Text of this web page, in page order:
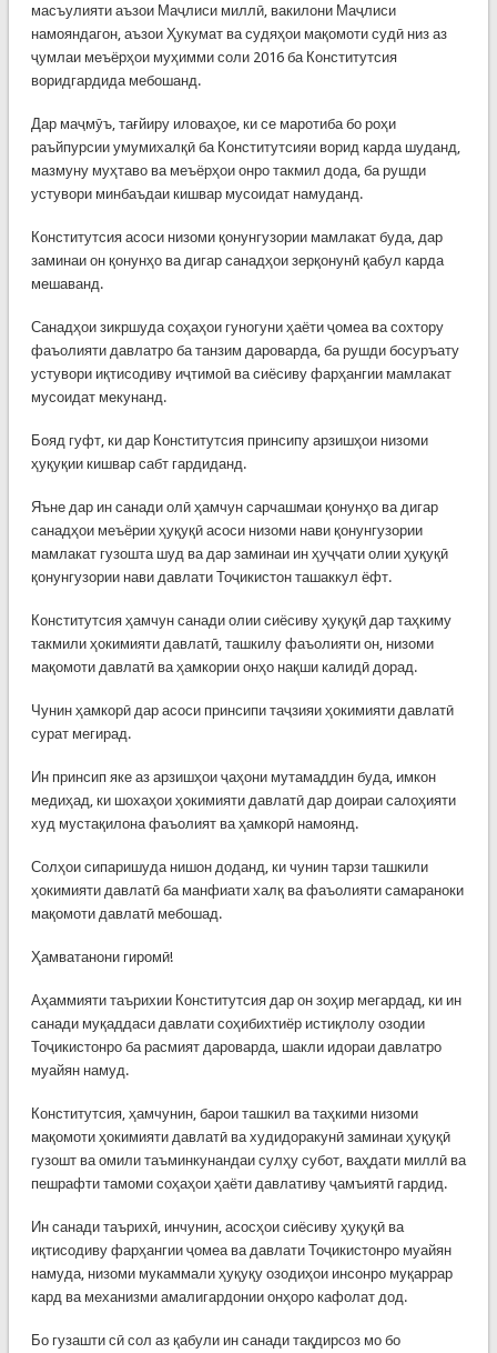
масъулияти аъзои Маҷлиси миллӣ, вакилони Маҷлиси
намояндагон, аъзои Ҳукумат ва судяҳои мақомоти судӣ низ аз
ҷумлаи меъёрҳои муҳимми соли 2016 ба Конститутсия
воридгардида мебошанд.
Дар маҷмӯъ, тағйиру иловаҳое, ки се маротиба бо роҳи
раъйпурсии умумихалқӣ ба Конститутсияи ворид карда шуданд,
мазмуну муҳтаво ва меъёрҳои онро такмил дода, ба рушди
устувори минбаъдаи кишвар мусоидат намуданд.
Конститутсия асоси низоми қонунгузории мамлакат буда, дар
заминаи он қонунҳо ва дигар санадҳои зерқонунӣ қабул карда
мешаванд.
Санадҳои зикршуда соҳаҳои гуногуни ҳаёти ҷомеа ва сохтору
фаъолияти давлатро ба танзим дароварда, ба рушди босуръату
устувори иқтисодиву иҷтимоӣ ва сиёсиву фарҳангии мамлакат
мусоидат мекунанд.
Бояд гуфт, ки дар Конститутсия принсипу арзишҳои низоми
ҳуқуқии кишвар сабт гардиданд.
Яъне дар ин санади олӣ ҳамчун сарчашмаи қонунҳо ва дигар
санадҳои меъёрии ҳуқуқӣ асоси низоми нави қонунгузории
мамлакат гузошта шуд ва дар заминаи ин ҳуҷҷати олии ҳуқуқӣ
қонунгузории нави давлати Тоҷикистон ташаккул ёфт.
Конститутсия ҳамчун санади олии сиёсиву ҳуқуқӣ дар таҳкиму
такмили ҳокимияти давлатӣ, ташкилу фаъолияти он, низоми
мақомоти давлатӣ ва ҳамкории онҳо нақши калидӣ дорад.
Чунин ҳамкорӣ дар асоси принсипи таҷзияи ҳокимияти давлатӣ
сурат мегирад.
Ин принсип яке аз арзишҳои ҷаҳони мутамаддин буда, имкон
медиҳад, ки шохаҳои ҳокимияти давлатӣ дар доираи салоҳияти
худ мустақилона фаъолият ва ҳамкорӣ намоянд.
Солҳои сипаришуда нишон доданд, ки чунин тарзи ташкили
ҳокимияти давлатӣ ба манфиати халқ ва фаъолияти самараноки
мақомоти давлатӣ мебошад.
Ҳамватанони гиромӣ!
Аҳаммияти таърихии Конститутсия дар он зоҳир мегардад, ки ин
санади муқаддаси давлати соҳибихтиёр истиқлолу озодии
Тоҷикистонро ба расмият дароварда, шакли идораи давлатро
муайян намуд.
Конститутсия, ҳамчунин, барои ташкил ва таҳкими низоми
мақомоти ҳокимияти давлатӣ ва худидоракунӣ заминаи ҳуқуқӣ
гузошт ва омили таъминкунандаи сулҳу субот, ваҳдати миллӣ ва
пешрафти тамоми соҳаҳои ҳаёти давлативу ҷамъиятӣ гардид.
Ин санади таърихӣ, инчунин, асосҳои сиёсиву ҳуқуқӣ ва
иқтисодиву фарҳангии ҷомеа ва давлати Тоҷикистонро муайян
намуда, низоми мукаммали ҳуқуқу озодиҳои инсонро муқаррар
кард ва механизми амалигардонии онҳоро кафолат дод.
Бо гузашти сӣ сол аз қабули ин санади тақдирсоз мо бо